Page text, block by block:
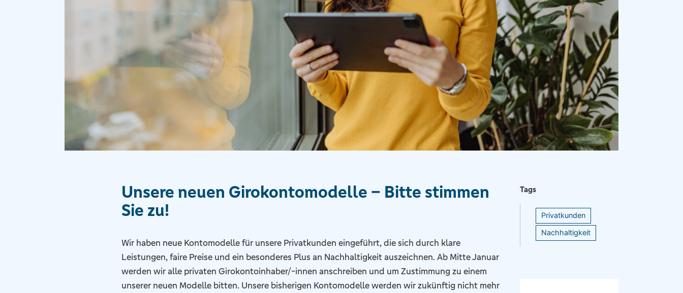
Unsere neuen Girokontomodelle – Bitte stimmen
Sie zu!
Wir haben neue Kontomodelle für unsere Privatkunden eingeführt, die sich durch klare
Leistungen, faire Preise und ein besonderes Plus an Nachhaltigkeit auszeichnen. Ab Mitte Januar
werden wir alle privaten Girokontoinhaber/-innen anschreiben und um Zustimmung zu einem
unserer neuen Modelle bitten. Unsere bisherigen Kontomodelle werden wir zukünftig nicht mehr
Tags
Privatkunden
Nachhaltigkeit